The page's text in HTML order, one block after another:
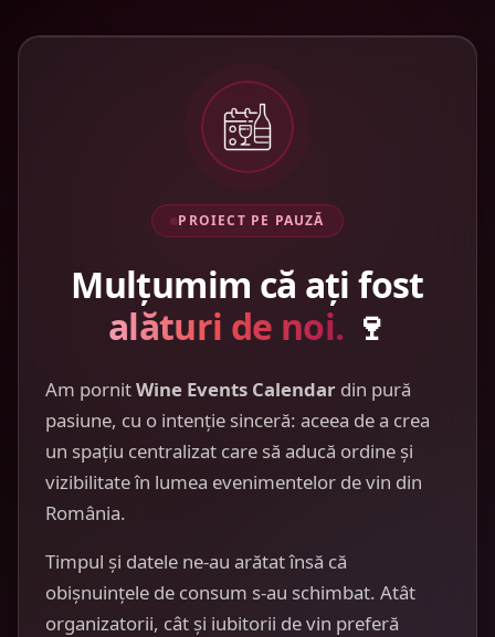
PROIECT PE PAUZĂ
Mulțumim că ați fost
alături de noi. 🍷
Am pornitWine Events Calendar din pură
pasiune, cu o intenție sinceră: aceea de a crea
un spațiu centralizat care să aducă ordine și
vizibilitate în lumea evenimentelor de vin din
România.
Timpul și datele ne-au arătat însă că
obișnuințele de consum s-au schimbat. Atât
organizatorii, cât și iubitorii de vin preferă